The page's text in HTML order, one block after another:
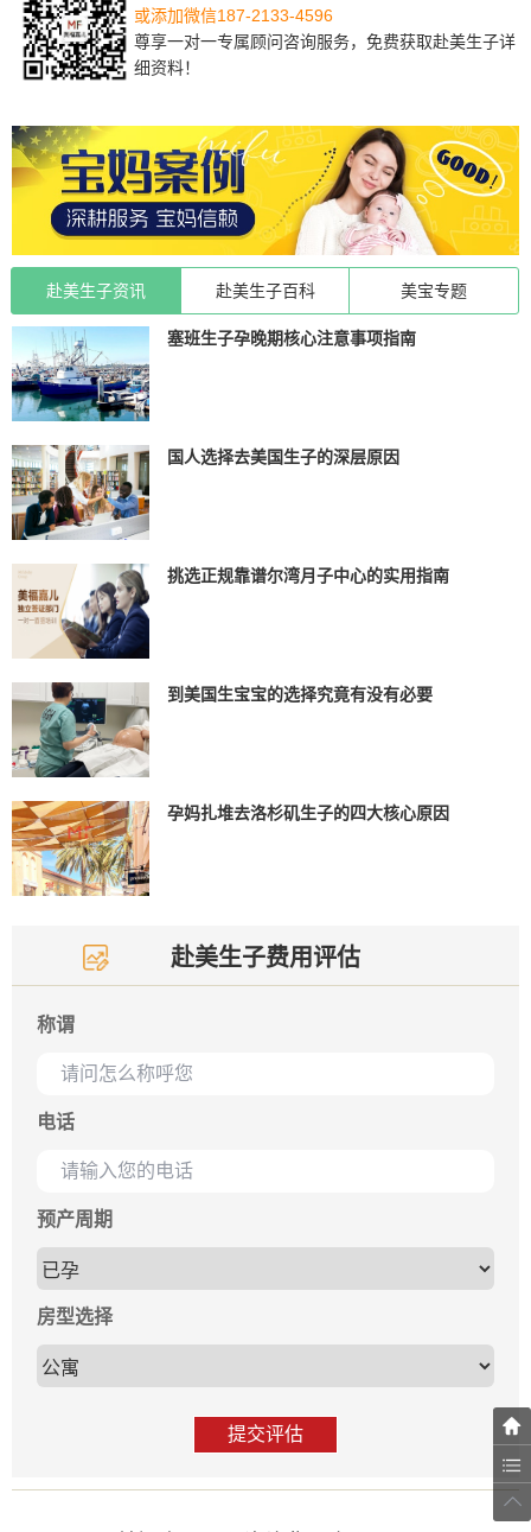
或添加微信187-2133-4596
尊享一对一专属顾问咨询服务，免费获取赴美生子详
细资料！
赴美生子资讯 赴美生子百科 美宝专题
塞班生子孕晚期核心注意事项指南
国人选择去美国生子的深层原因
挑选正规靠谱尔湾月子中心的实用指南
到美国生宝宝的选择究竟有没有必要
孕妈扎堆去洛杉矶生子的四大核心原因
赴美生子费用评估
称谓
电话
预产周期
房型选择
提交评估